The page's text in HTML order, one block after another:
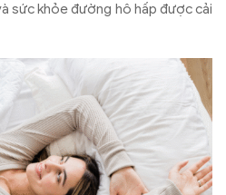
sức khỏe đường hô hấp được cải